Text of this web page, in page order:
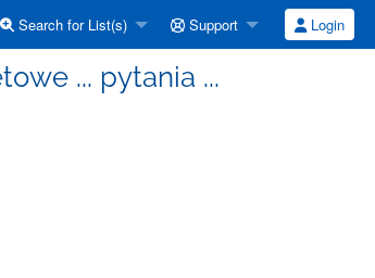
Search for List(s) Support Login
... pytania ...